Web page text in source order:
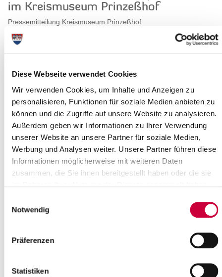
Diese Webseite verwendet Cookies
Wir verwenden Cookies, um Inhalte und Anzeigen zu
personalisieren, Funktionen für soziale Medien anbieten zu
können und die Zugriffe auf unsere Website zu analysieren.
Außerdem geben wir Informationen zu Ihrer Verwendung
unserer Website an unsere Partner für soziale Medien,
Werbung und Analysen weiter. Unsere Partner führen diese
Informationen möglicherweise mit weiteren Daten
zusammen, die Sie ihnen bereitgestellt haben oder die sie
Notwendig
Präferenzen
Statistiken
im Kreismuseum Prinzeßhof
Pressemitteilung Kreismuseum Prinzeßhof
18.03.2025: Ein Abend voller Leidenschaft und großer Gefühle
Vollsperrung der Klappbrücke
Heiligenstedten
10.04.2025: Es ist wieder soweit: Mittwoch, den 16. April 2025,
wird die Klappbrücke in Heiligenstedten im Zuge der Kreisstraße
11 vollgesperrt. Die...
Weiterlesen
07.04.2025: Es geht in die 9. Runde für den Kreis Steinburg und